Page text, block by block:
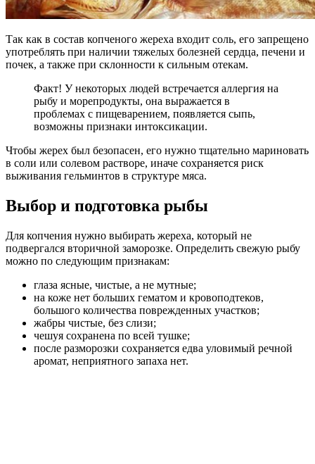
Так как в состав копченого жереха входит соль, его запрещено
употреблять при наличии тяжелых болезней сердца, печени и
почек, а также при склонности к сильным отекам.
Факт! У некоторых людей встречается аллергия на
рыбу и морепродукты, она выражается в
проблемах с пищеварением, появляется сыпь,
возможны признаки интоксикации.
Чтобы жерех был безопасен, его нужно тщательно мариновать
в соли или солевом растворе, иначе сохраняется риск
выживания гельминтов в структуре мяса.
Выбор и подготовка рыбы
Для копчения нужно выбирать жереха, который не
подвергался вторичной заморозке. Определить свежую рыбу
можно по следующим признакам:
глаза ясные, чистые, а не мутные;
на коже нет больших гематом и кровоподтеков,
большого количества поврежденных участков;
жабры чистые, без слизи;
чешуя сохранена по всей тушке;
после разморозки сохраняется едва уловимый речной
аромат, неприятного запаха нет.